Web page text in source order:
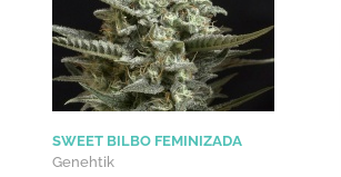
SWEET BILBO FEMINIZADA
Genehtik